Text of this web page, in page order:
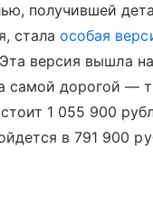
получившей
сталаособая
версия вышла
самой дорогой —
1 055 900
в 791 900